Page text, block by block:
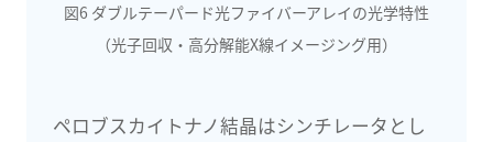
図6 ダブルテーパード光ファイバーアレイの光学特性
（光子回収・高分解能X線イメージング用）
ペロブスカイトナノ結晶はシンチレータとし